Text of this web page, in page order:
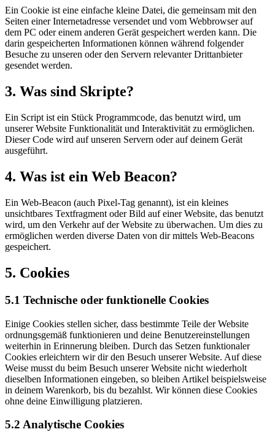
Ein Cookie ist eine einfache kleine Datei, die gemeinsam mit den
Seiten einer Internetadresse versendet und vom Webbrowser auf
dem PC oder einem anderen Gerät gespeichert werden kann. Die
darin gespeicherten Informationen können während folgender
Besuche zu unseren oder den Servern relevanter Drittanbieter
gesendet werden.
3. Was sind Skripte?
Ein Script ist ein Stück Programmcode, das benutzt wird, um
unserer Website Funktionalität und Interaktivität zu ermöglichen.
Dieser Code wird auf unseren Servern oder auf deinem Gerät
ausgeführt.
4. Was ist ein Web Beacon?
Ein Web-Beacon (auch Pixel-Tag genannt), ist ein kleines
unsichtbares Textfragment oder Bild auf einer Website, das benutzt
wird, um den Verkehr auf der Website zu überwachen. Um dies zu
ermöglichen werden diverse Daten von dir mittels Web-Beacons
gespeichert.
5. Cookies
5.1 Technische oder funktionelle Cookies
Einige Cookies stellen sicher, dass bestimmte Teile der Website
ordnungsgemäß funktionieren und deine Benutzereinstellungen
weiterhin in Erinnerung bleiben. Durch das Setzen funktionaler
Cookies erleichtern wir dir den Besuch unserer Website. Auf diese
Weise musst du beim Besuch unserer Website nicht wiederholt
dieselben Informationen eingeben, so bleiben Artikel beispielsweise
in deinem Warenkorb, bis du bezahlst. Wir können diese Cookies
ohne deine Einwilligung platzieren.
5.2 Analytische Cookies